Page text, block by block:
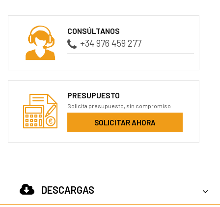
CONSÚLTANOS
+34 976 459 277
PRESUPUESTO
Solicita presupuesto, sin compromiso
SOLICITAR AHORA
DESCARGAS